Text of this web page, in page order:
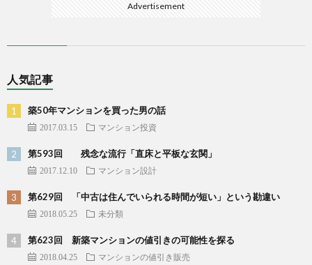
Advertisement
人気記事
築50年マンションを買った男の話
2017.03.15 マンション投資
第593回 残念な流行「直床と平板な玄関」
2017.12.10 マンション設計
第629回 「中古は住んでいられる時間が短い」という勘違い
2018.05.25 未分類
第623回 新築マンションの値引きの可能性を探る
2018.04.25 マンションの値引き販売